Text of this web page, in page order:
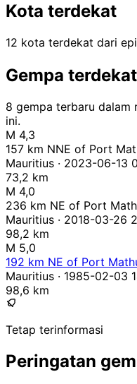
Kota terdekat
12 kota terdekat dari
Gempa terdekat
8 gempa terbaru dalam
ini.
M 4,3
157 km NNE of Port
Mauritius · 2023-06-13
73,2 km
M 4,0
236 km NE of Port
Mauritius · 2018-03-26
98,2 km
M 5,0
192 km NE of Port
Mauritius · 1985-02-03
98,6 km
Tetap terinformasi
Peringatan